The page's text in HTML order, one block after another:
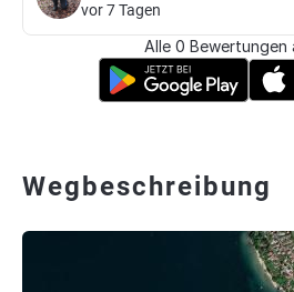
vor 7 Tagen
Alle 0 Bewertungen
Wegbeschreibung